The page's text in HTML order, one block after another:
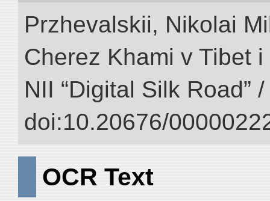
Przhevalskii, Nikolai
Cherez Khami v Tibet i
NII “Digital Silk Road”
doi:10.20676/
OCR Text